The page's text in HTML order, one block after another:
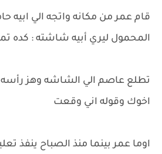
قام عمر من مكانه واتجه الي ابيه
المحمول ليري أبيه شاشته : كده
تطلع عاصم الي الشاشه وهز رأسه
اخوك وقوله اني وقعت
اوما عمر بينما منذ الصباح ينفذ